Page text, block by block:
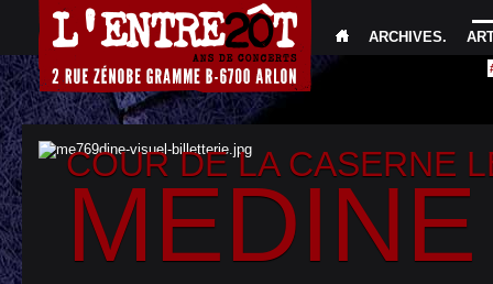
ARCHIVES.
COUR DE LA CASERNE
MEDINE